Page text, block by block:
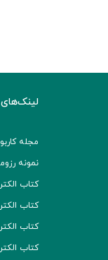
مجله
نمونه
کتاب
کتاب
کتاب
کتاب الکترونیکی ۳ گام